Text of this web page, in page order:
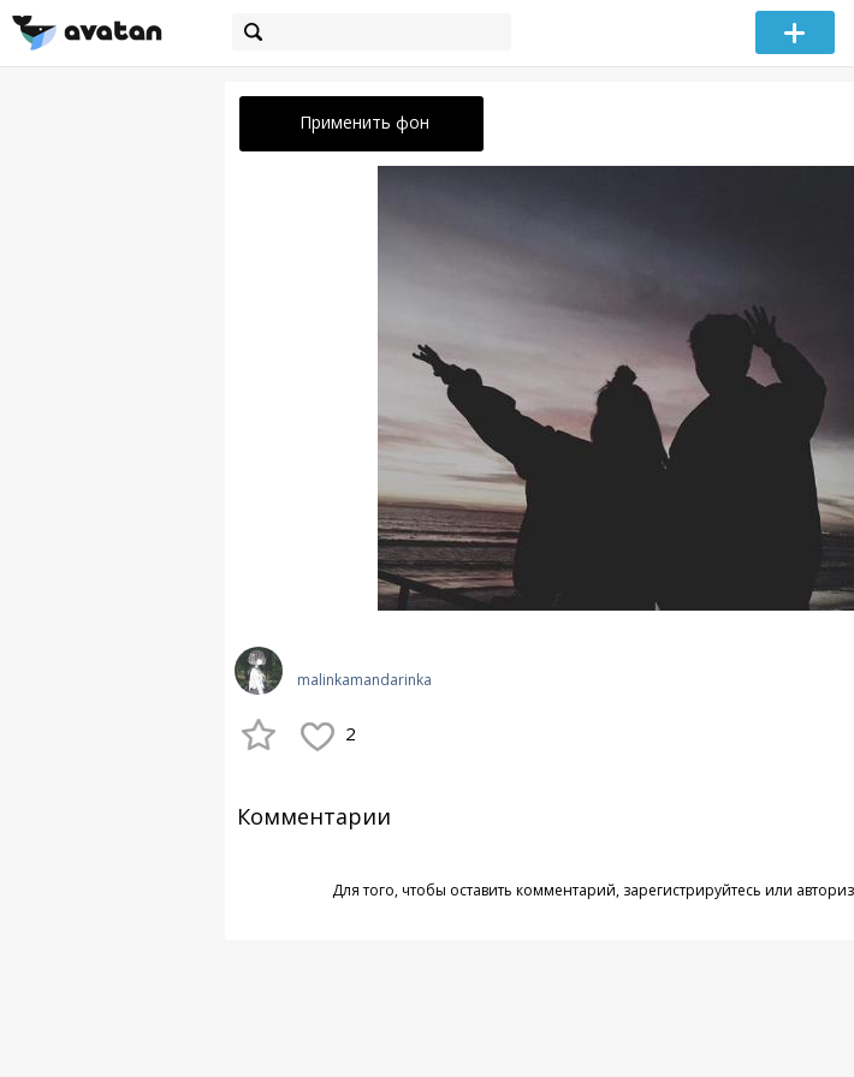
Применить фон
malinkamandarinka
2
Комментарии
Для того, чтобы оставить комментарий, зарегистрируйтесь или